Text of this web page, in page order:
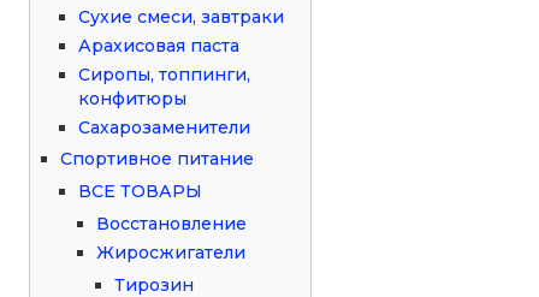
Сухие смеси, завтраки
Арахисовая паста
Сиропы, топпинги,
конфитюры
Сахарозаменители
Спортивное питание
ВСЕ ТОВАРЫ
Восстановление
Жиросжигатели
Тирозин